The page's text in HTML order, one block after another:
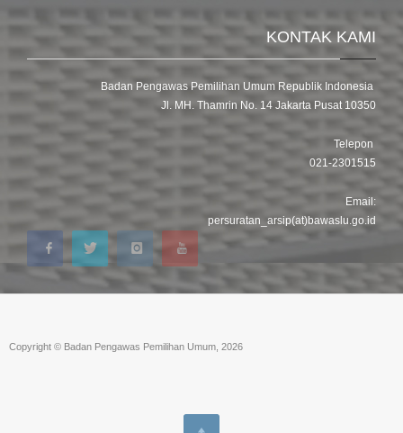
KONTAK KAMI
Badan Pengawas Pemilihan Umum Republik Indonesia
Jl. MH. Thamrin No. 14 Jakarta Pusat 10350
Telepon
021-2301515
Email:
persuratan_arsip(at)bawaslu.go.id
Copyright © Badan Pengawas Pemilihan Umum, 2026